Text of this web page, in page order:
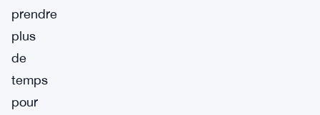
prendre
plus
de
temps
pour